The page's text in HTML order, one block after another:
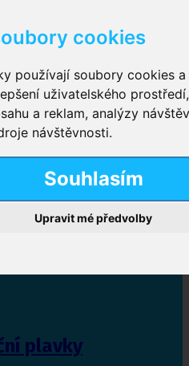
cookies
používají soubory cookies
uživatelského
a reklam, analýzy
návštěvnosti.
Souhlasím
Upravit mé předvolby
kalhotky
navlékací,Plenkové kalhotky
kalhotky dámské
vložky
plavky